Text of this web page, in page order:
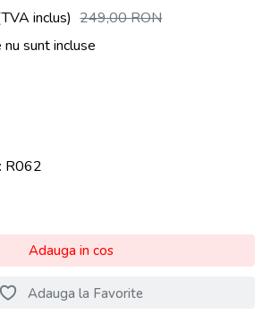
inclus) 249,00RON
sunt incluse
R062
Adauga in cos
Adauga la Favorite